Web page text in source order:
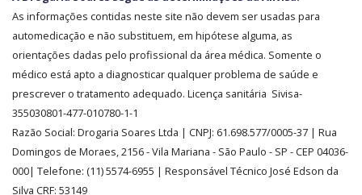
As informações contidas neste site não devem ser usadas para
automedicação e não substituem, em hipótese alguma, as
orientações dadas pelo profissional da área médica. Somente o
médico está apto a diagnosticar qualquer problema de saúde e
prescrever o tratamento adequado. Licença sanitária Sivisa-
355030801-477-010780-1-1
Razão Social: Drogaria Soares Ltda | CNPJ: 61.698.577/0005-37 | Rua
Domingos de Moraes, 2156-Vila Mariana - São Paulo - SP - CEP 04036-
000| Telefone: (11)5574-6955 | Responsável Técnico José Edson da
Silva CRF: 53149